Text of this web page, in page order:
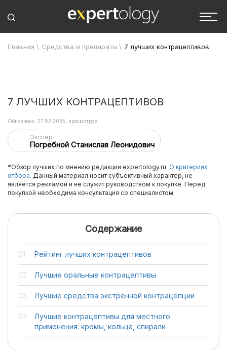
Главная \ Средства и препараты \ 7 лучших контрацептивов
7 ЛУЧШИХ КОНТРАЦЕПТИВОВ
Эксперт
Погребной Станислав Леонидович
Обновлено: 27.02.2025, просмотров:
*Обзор лучших по мнению редакции expertology.ru. О критериях
отбора. Данный материал носит субъективный характер, не
является рекламой и не служит руководством к покупке. Перед
покупкой необходима консультация со специалистом.
Содержание
Рейтинг лучших контрацептивов
Лучшие оральные контрацептивы
Лучшие средства экстренной контрацепции
Лучшие контрацептивы для местного
применения: кремы, кольца, спирали